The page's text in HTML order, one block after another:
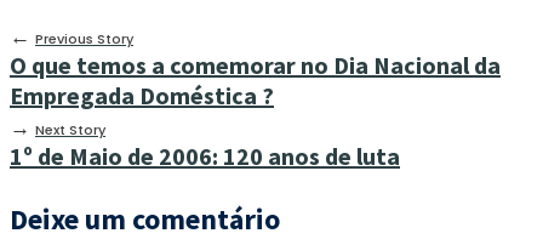
← Previous Story
O que temos a comemorar no Dia Nacional da
Empregada Doméstica ?
→ Next Story
1º de Maio de 2006: 120 anos de luta
Deixe um comentário